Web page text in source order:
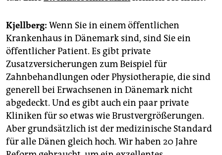
Kjellberg: Wenn Sie in einem öffentlichen
Krankenhaus in Dänemark sind, sind Sie ein
öffentlicher Patient. Es gibt private
Zusatzversicherungen zum Beispiel für
Zahnbehandlungen oder Physiotherapie, die sind
generell bei Erwachsenen in Dänemark nicht
abgedeckt. Und es gibt auch ein paar private
Kliniken für so etwas wie Brustvergrößerungen.
Aber grundsätzlich ist der medizinische Standard
für alle Dänen gleich hoch. Wir haben 20 Jahre